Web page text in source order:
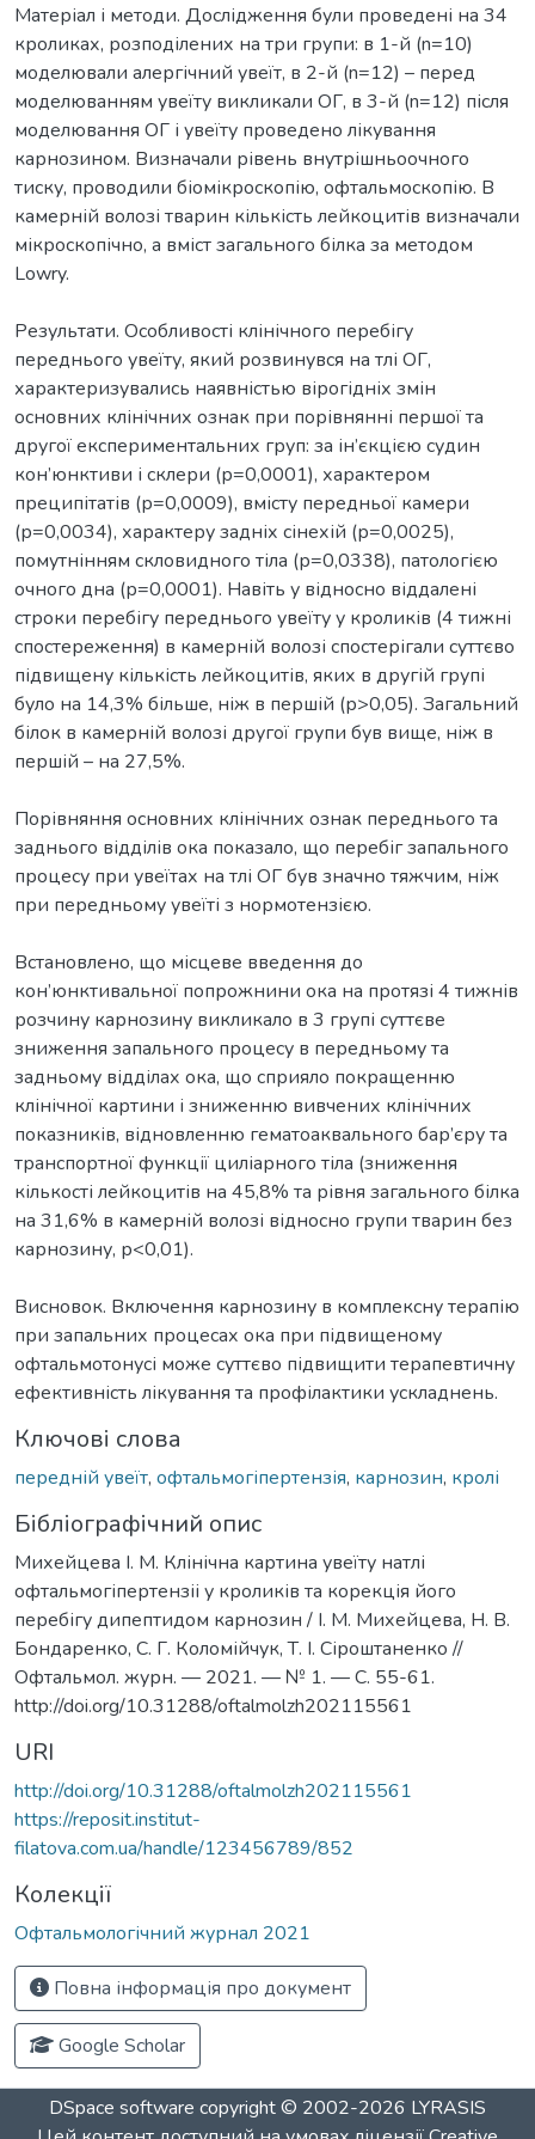
Матеріал і методи. Дослідження були проведені на 34
кроликах, розподілених на три групи: в 1-й (n=10)
моделювали алергічний увеїт, в 2-й (n=12) – перед
моделюванням увеїту викликали ОГ, в 3-й (n=12) після
моделювання ОГ і увеїту проведено лікування
карнозином. Визначали рівень внутрішньоочного
тиску, проводили біомікроскопію, офтальмоскопію. В
камерній волозі тварин кількість лейкоцитів визначали
мікроскопічно, а вміст загального білка за методом
Lowry.
Результати. Особливості клінічного перебігу
переднього увеїту, який розвинувся на тлі ОГ,
характеризувались наявністью вірогідніх змін
основних клінічних ознак при порівнянні першої та
другої експериментальних груп: за ін’єкцією судин
кон’юнктиви і склери (р=0,0001), характером
преципітатів (р=0,0009), вмісту передньої камери
(р=0,0034), характеру задніх сінехій (р=0,0025),
помутнінням скловидного тіла (р=0,0338), патологією
очного дна (р=0,0001). Навіть у відносно віддалені
строки перебігу переднього увеїту у кроликів (4 тижні
спостереження) в камерній волозі спостерігали суттєво
підвищену кількість лейкоцитів, яких в другій групі
було на 14,3% більше, ніж в першій (р>0,05). Загальний
білок в камерній волозі другої групи був вище, ніж в
першій – на 27,5%.
Порівняння основних клінічних ознак переднього та
заднього відділів ока показало, що перебіг запального
процесу при увеїтах на тлі ОГ був значно тяжчим, ніж
при передньому увеїті з нормотензією.
Встановлено, що місцеве введення до
кон’юнктивальної попрожнини ока на протязі 4 тижнів
розчину карнозину викликало в 3 групі суттєве
зниження запального процесу в передньому та
задньому відділах ока, що сприяло покращенню
клінічної картини і зниженню вивчених клінічних
показників, відновленню гематоаквального бар’єру та
транспортної функції циліарного тіла (зниження
кількості лейкоцитів на 45,8% та рівня загального білка
на 31,6% в камерній волозі відносно групи тварин без
карнозину, р<0,01).
Висновок. Включення карнозину в комплексну терапію
при запальних процесах ока при підвищеному
офтальмотонусі може суттєво підвищити терапевтичну
ефективність лікування та профілактики ускладнень.
Ключові слова
передній увеїт, офтальмогіпертензія, карнозин, кролі
Бібліографічний опис
Михейцева І. М. Клінічна картина увеїту натлі
офтальмогіпертензіі у кроликів та корекція його
перебігу дипептидом карнозин / І. М. Михейцева, Н. В.
Бондаренко, C. Г. Коломійчук, Т. І. Сіроштаненко //
Офтальмол. журн. — 2021. — № 1. — С. 55-61.
http://doi.org/10.31288/oftalmolzh202115561
URI
http://doi.org/10.31288/oftalmolzh202115561
https://reposit.institut-
filatova.com.ua/handle/123456789/852
Колекції
Офтальмологічний журнал 2021
Повна інформація про документ
Google Scholar
DSpace software copyright © 2002-2026 LYRASIS